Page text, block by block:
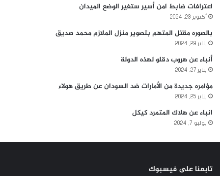
اعترافات ضابط امن أسير ستغير الوضع الميدان
أكتوبر 23, 2024
بالصوره مقتل المتهم بتصوير منزل الملازم محمد صديق
يناير 29, 2024
أنباء عن هروب دقلو لهذه الدولة
يناير 27, 2024
مؤامره جديدة من الأمارات ضد السودان عن طريق هولاء
يناير 25, 2024
انباء عن هلاك المتمرد كيكل
يوليو 7, 2024
تابعنا على فيسبوك